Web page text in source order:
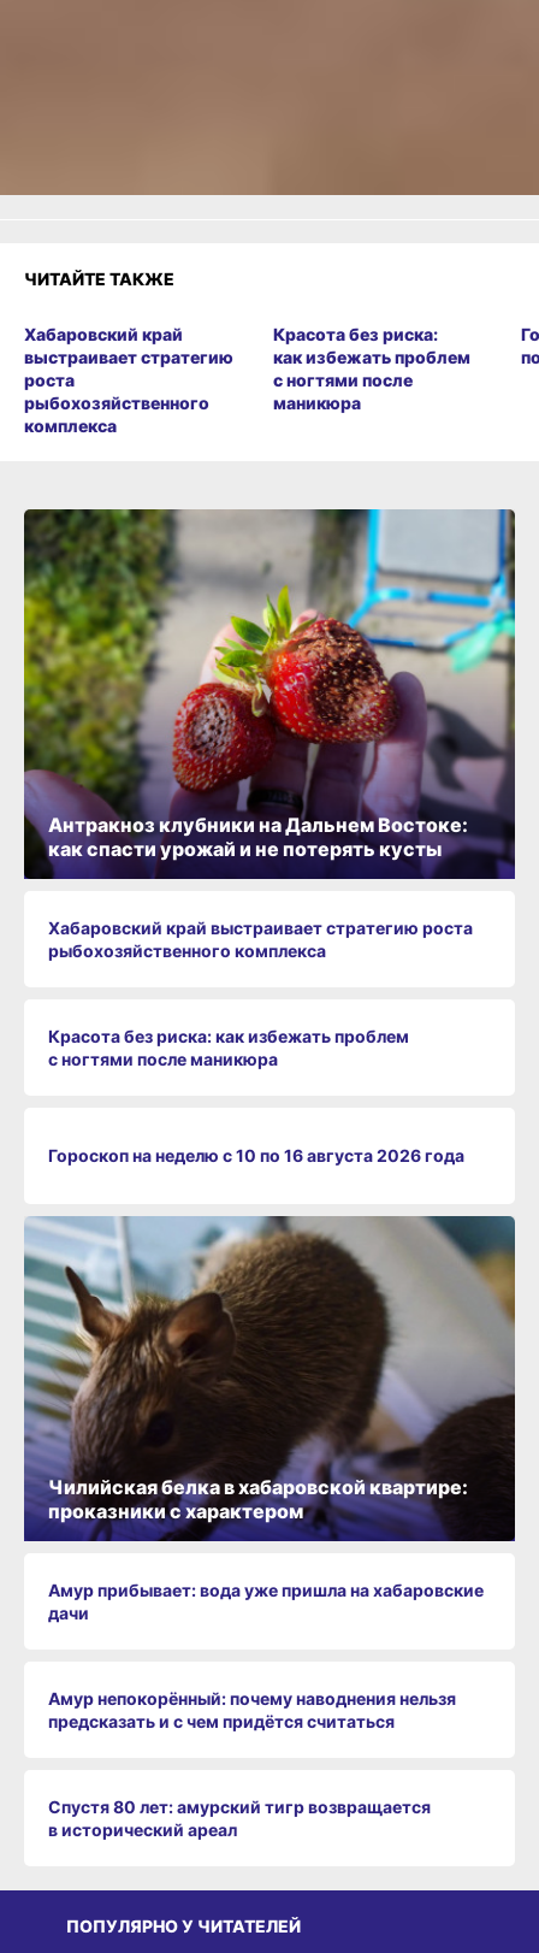
ЧИТАЙТЕ ТАКЖЕ
Хабаровский край
выстраивает стратегию
роста
рыбохозяйственного
комплекса
Красота без риска:
как избежать проблем
с ногтями после
маникюра
Антракноз клубники на Дальнем Востоке:
как спасти урожай и не потерять кусты
Хабаровский край выстраивает стратегию роста
рыбохозяйственного комплекса
Красота без риска: как избежать проблем
с ногтями после маникюра
Гороскоп на неделю с 10 по 16 августа 2026 года
Амур прибывает: вода уже пришла на хабаровские
дачи
Амур непокорённый: почему наводнения нельзя
предсказать и с чем придётся считаться
Спустя 80 лет: амурский тигр возвращается
в исторический ареал
Чилийская белка в хабаровской квартире:
проказники с характером
ПОПУЛЯРНО У ЧИТАТЕЛЕЙ